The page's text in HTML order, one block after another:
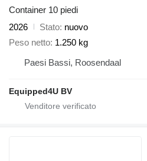
Container 10 piedi
2026
Stato nuovo
Peso netto 1.250 kg
Paesi Bassi, Roosendaal
Equipped4U BV